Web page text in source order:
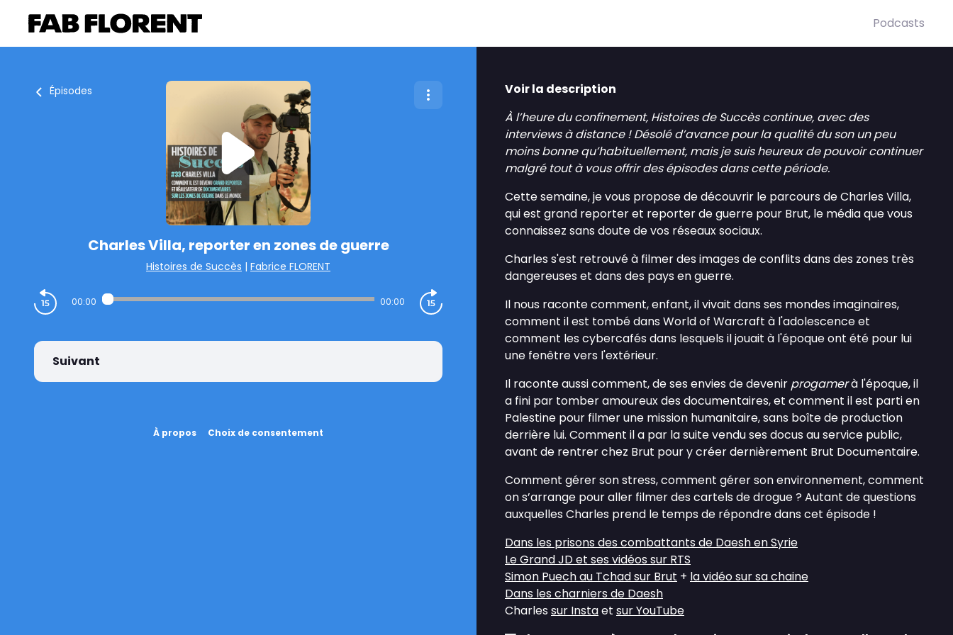
Podcasts
Épisodes
Charles Villa, reporter en zones de guerre
Histoires de Succès | Fabrice FLORENT
00:00 00:00
Suivant
À propos Choix de consentement
Voir la description
À l’heure du confinement, Histoires de Succès continue, avec des
interviews à distance ! Désolé d’avance pour la qualité du son un peu
moins bonne qu’habituellement, mais je suis heureux de pouvoir continuer
malgré tout à vous offrir des épisodes dans cette période.
Cette semaine, je vous propose de découvrir le parcours de Charles Villa,
qui est grand reporter et reporter de guerre pour Brut, le média que vous
connaissez sans doute de vos réseaux sociaux.
Charles s'est retrouvé à filmer des images de conflits dans des zones très
dangereuses et dans des pays en guerre.
Il nous raconte comment, enfant, il vivait dans ses mondes imaginaires,
comment il est tombé dans World of Warcraft à l'adolescence et
comment les cybercafés dans lesquels il jouait à l'époque ont été pour lui
une fenêtre vers l'extérieur.
Il raconte aussi comment, de ses envies de devenir progamerà l'époque, il
a fini par tomber amoureux des documentaires, et comment il est parti en
Palestine pour filmer une mission humanitaire, sans boîte de production
derrière lui. Comment il a par la suite vendu ses docus au service public,
avant de rentrer chez Brut pour y créer dernièrement Brut Documentaire.
Comment gérer son stress, comment gérer son environnement, comment
on s’arrange pour aller filmer des cartels de drogue ? Autant de questions
auxquelles Charles prend le temps de répondre dans cet épisode !
Dans les prisons des combattants de Daesh en Syrie
Le Grand JD et ses vidéos sur RTS
Simon Puech au Tchad sur Brut + la vidéo sur sa chaine
Dans les charniers de Daesh
Charles sur Instaet sur YouTube